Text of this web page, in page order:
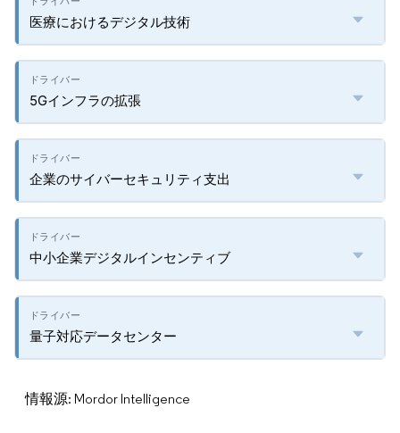
医療におけるデジタル技術
5Gインフラの拡張
企業のサイバーセキュリティ支出
中小企業デジタルインセンティブ
量子対応データセンター
情報源: Mordor Intelligence